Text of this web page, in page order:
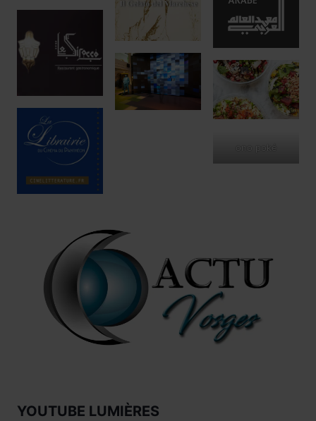
ono poké
YOUTUBE LUMIÈRES